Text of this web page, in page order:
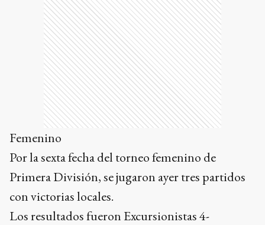
Femenino
Por la sexta fecha del torneo femenino de
Primera División, se jugaron ayer tres partidos
con victorias locales.
Los resultados fueron Excursionistas 4-